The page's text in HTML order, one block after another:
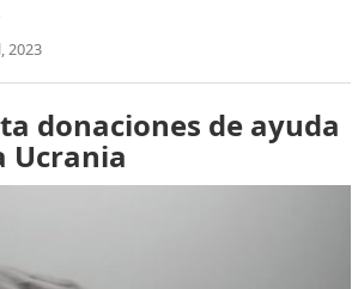
2023
donaciones de ayuda
Ucrania